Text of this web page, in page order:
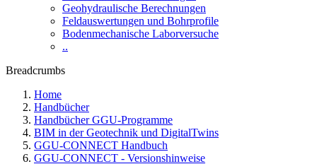
Geohydraulische Berechnungen
Feldauswertungen und Bohrprofile
Bodenmechanische Laborversuche
..
Breadcrumbs
Home
Handbücher
Handbücher GGU-Programme
BIM in der Geotechnik und DigitalTwins
GGU-CONNECT Handbuch
GGU-CONNECT - Versionshinweise